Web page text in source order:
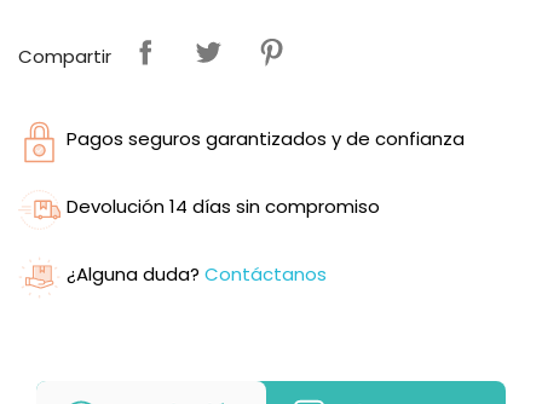
Compartir
Pagos seguros garantizados y de confianza
Devolución 14 días sin compromiso
¿Alguna duda? Contáctanos